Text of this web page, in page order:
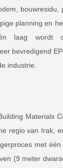
bouwresidu,
planning en
laag wordt
bevredigend
industrie.
Materials
regio van Irak,
met
(9 meter